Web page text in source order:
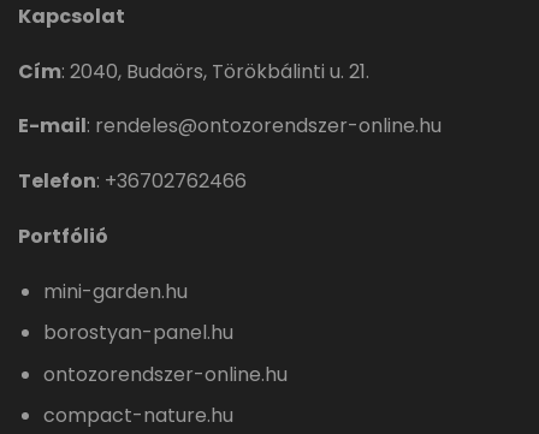
Kapcsolat
Cím: 2040, Budaörs, Törökbálinti u. 21.
E-mail: rendeles@ontozorendszer-online.hu
Telefon: +36702762466
Portfólió
mini-garden.hu
borostyan-panel.hu
ontozorendszer-online.hu
compact-nature.hu